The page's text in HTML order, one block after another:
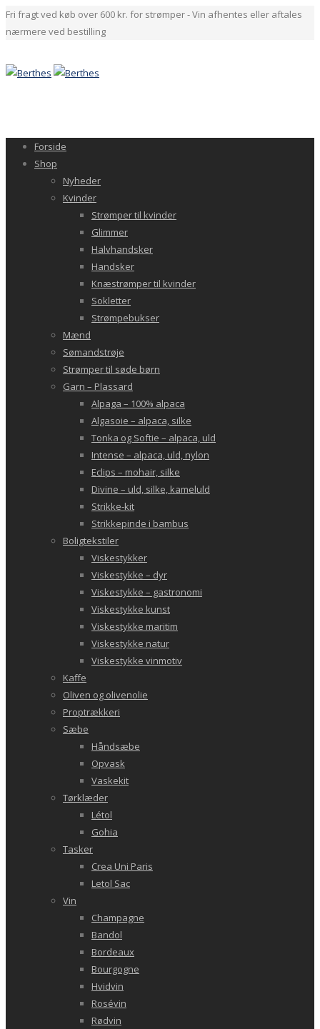
Fri fragt ved køb over 600 kr. for strømper - Vin afhentes eller aftales
nærmere ved bestilling
Forside
Shop
Nyheder
Kvinder
Strømper til kvinder
Glimmer
Halvhandsker
Handsker
Knæstrømper til kvinder
Sokletter
Strømpebukser
Mænd
Sømandstrøje
Strømper til søde børn
Garn – Plassard
Alpaga – 100% alpaca
Algasoie – alpaca, silke
Tonka og Softie – alpaca, uld
Intense – alpaca, uld, nylon
Eclips – mohair, silke
Divine – uld, silke, kameluld
Strikke-kit
Strikkepinde i bambus
Boligtekstiler
Viskestykker
Viskestykke – dyr
Viskestykke – gastronomi
Viskestykke kunst
Viskestykke maritim
Viskestykke natur
Viskestykke vinmotiv
Kaffe
Oliven og olivenolie
Proptrækkeri
Sæbe
Håndsæbe
Opvask
Vaskekit
Tørklæder
Létol
Gohia
Tasker
Crea Uni Paris
Letol Sac
Vin
Champagne
Bandol
Bordeaux
Bourgogne
Hvidvin
Rosévin
Rødvin